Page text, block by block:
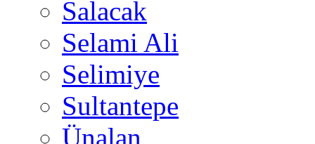
Salacak
Selami Ali
Selimiye
Sultantepe
Ünalan